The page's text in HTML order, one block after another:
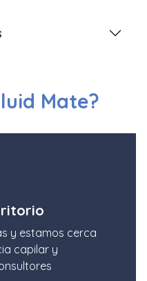
Mate?
y estamos cerca
capilar y